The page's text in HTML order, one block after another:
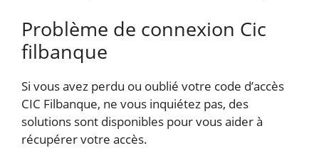
Problème de connexion Cic
filbanque
Si vous avez perdu ou oublié votre code d’accès
CIC Filbanque, ne vous inquiétez pas, des
solutions sont disponibles pour vous aider à
récupérer votre accès.